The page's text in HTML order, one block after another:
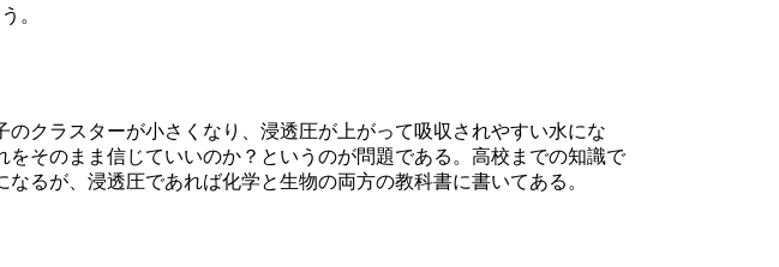
。
クラスターが小さくなり、浸透圧が上がって吸収されやすい水にな
そのまま信じていいのか？というのが問題である。高校までの知識で
るが、浸透圧であれば化学と生物の両方の教科書に書いてある。